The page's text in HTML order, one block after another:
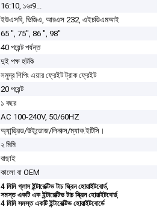
16:10, ১৬ঃ9...
ইউএসবি, ভিজিএ, আরএস 232, এইচডিএমআই
65 ", 75", 86 ", 98"
40 পয়েন্ট পর্যন্ত
দুই পক্ষ হটকি
সমুদ্র শিপিং এয়ার ফ্রেইট ট্রাক ফ্রেইট
20 পয়েন্ট
১ বছর
AC 100-240V, 50/60HZ
অ্যান্ড্রিড/উইন্ডোজ/লিনাক্স/ম্যাক.ইটিসি।
২ মিমি
বাছাই
কালো বা OEM
4 মিমি গ্লাস ইন্টারেক্টিভ টাচ স্ক্রিন হোয়াইটবোর্ড,
সমস্ত একটি এক ইন্টারেক্টিভ টাচ স্ক্রিন হোয়াইটবোর্ড,
4 মিমি সমস্ত একটি ইন্টারেক্টিভ হোয়াইটবোর্ডে